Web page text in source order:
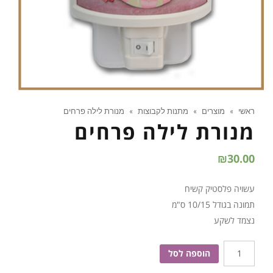
ראשי » מוצרים » מתנות לקבוצות » מנורת לילה פרחים
מנורת לילה פרחים
₪30.00
עשויה פלסטיק קשיח
תמונה בגודל 10/15 ס"מ
נצמד לשקע
כמות
של
הוספה לסל